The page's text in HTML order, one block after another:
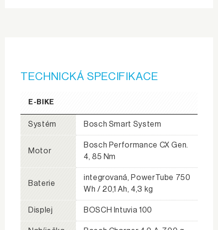
TECHNICKÁ SPECIFIKACE
E-BIKE
Systém Bosch Smart System
Motor
Bosch Performance CX Gen.
4, 85 Nm
Baterie
integrovaná, PowerTube 750
Wh / 20,1 Ah, 4,3 kg
Displej BOSCH Intuvia 100